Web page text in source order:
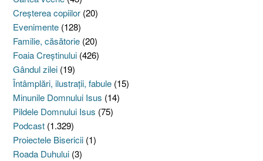
Creşterea copiilor (20)
Evenimente (128)
Familie, căsătorie (20)
Foaia Creştinului (426)
Gândul zilei (19)
Întâmplări, ilustraţii, fabule (15)
Minunile Domnului Isus (14)
Pildele Domnului Isus (75)
Podcast (1.329)
Proiectele Bisericii (1)
Roada Duhului (3)